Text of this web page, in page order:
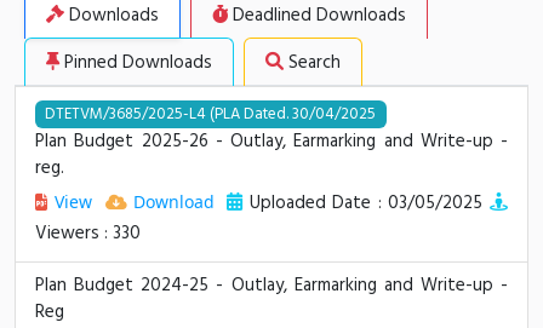
Downloads
Deadlined Downloads
Pinned Downloads
Search
DTETVM/3685/2025-L4 (PLA Dated. 30/04/2025
Plan Budget 2025-26 - Outlay, Earmarking and Write-up -
reg.
View Download
Uploaded Date : 03/05/2025
Viewers : 330
Plan Budget 2024-25 - Outlay, Earmarking and Write-up -
Reg